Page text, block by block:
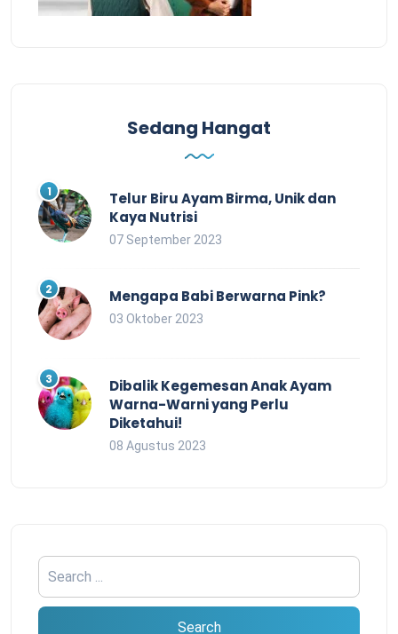
Sedang Hangat
Telur Biru Ayam Birma, Unik dan
Kaya Nutrisi
07 September 2023
Mengapa Babi Berwarna Pink?
03 Oktober 2023
Dibalik Kegemesan Anak Ayam
Warna-Warni yang Perlu
Diketahui!
08 Agustus 2023